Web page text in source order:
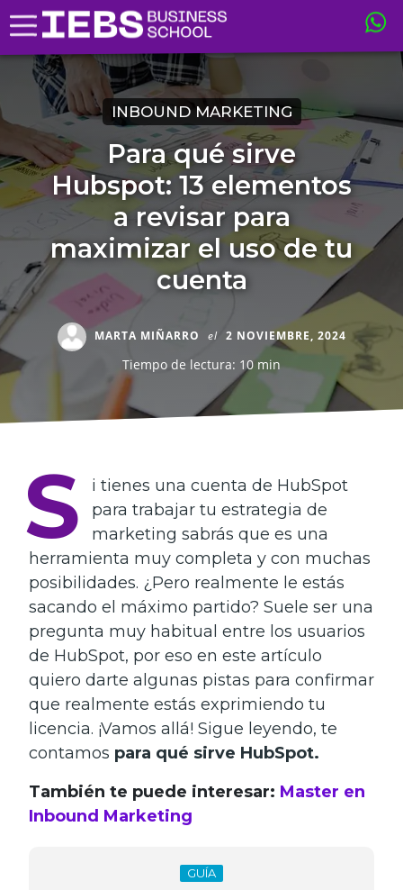
INBOUND MARKETING
Para qué sirve
Hubspot: 13 elementos
a revisar para
maximizar el uso de tu
cuenta
MARTA MIÑARRO el 2 NOVIEMBRE, 2024
Tiempo de lectura: 10 min
S
i tienes una cuenta de HubSpot
para trabajar tu estrategia de
marketing sabrás que es una
herramienta muy completa y con muchas
posibilidades. ¿Pero realmente le estás
sacando el máximo partido? Suele ser una
pregunta muy habitual entre los usuarios
de HubSpot, por eso en este artículo
quiero darte algunas pistas para confirmar
que realmente estás exprimiendo tu
licencia. ¡Vamos allá! Sigue leyendo, te
contamos para qué sirve HubSpot.
También te puede interesar: Master en
Inbound Marketing
GUÍA